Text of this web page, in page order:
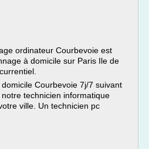
ordinateur Courbevoie est
à domicile sur Paris Ile de
Courbevoie 7j/7 suivant
technicien informatique
ville. Un technicien pc